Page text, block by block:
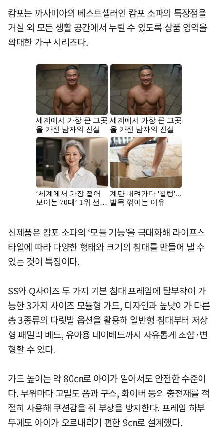
캄포는 까사미아의 베스트셀러인 캄포 소파의 특장점을
거실 외 모든 생활 공간에서 누릴 수 있도록 상품 영역을
확대한 가구 시리즈다.
신제품은 캄포 소파의 ‘모듈 기능’을 극대화해 라이프스
타일에 따라 다양한 형태와 크기의 침대를 만들어 낼 수
있는 것이 특징이다.
SS와 Q사이즈 두 가지 기본 침대 프레임에 탈부착이 가
능한 3가지 사이즈 모듈형 가드, 디자인과 높낮이가 다른
총 3종류의 다릿발 옵션을 활용해 일반형 침대부터 저상
형 패밀리 베드, 유아용 데이베드까지 자유롭게 조합·변
형할 수 있다.
가드 높이는 약 80㎝로 아이가 일어서도 안전한 수준이
다. 부위마다 고밀도 폼과 구스, 화이버 등의 충전재를 적
절히 사용해 쿠션감을 줘 부상을 방지한다. 프레임 하부
두께도 아이가 오르내리기 편한 9㎝로 설계했다.